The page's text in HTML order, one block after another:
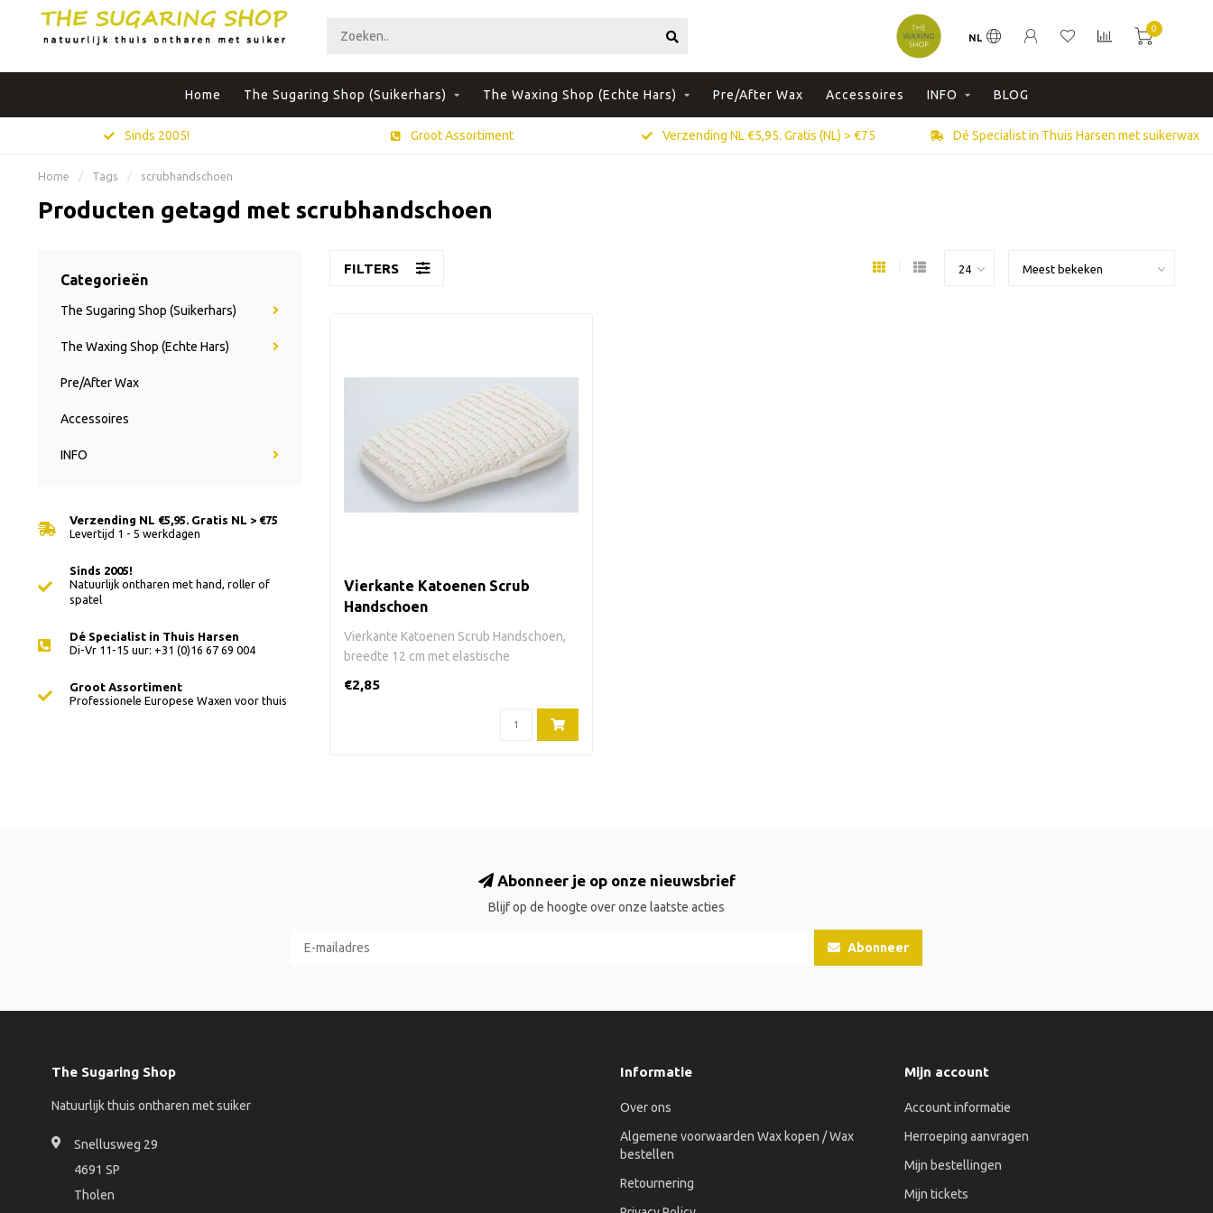
NL
0
Home The Sugaring Shop (Suikerhars) The Waxing Shop (Echte Hars) Pre/After Wax Accessoires INFO BLOG
Sinds 2005! Groot Assortiment Verzending NL €5,95. Gratis (NL) > €75 Dé Specialist in Thuis Harsen met suikerwax
Home / Tags / scrubhandschoen
Producten getagd met scrubhandschoen
Categorieën
The Sugaring Shop (Suikerhars)
The Waxing Shop (Echte Hars)
Pre/After Wax
Accessoires
INFO
Verzending NL €5,95. Gratis NL > €75
Levertijd 1 - 5 werkdagen
Sinds 2005!
Natuurlijk ontharen met hand, roller of
spatel
Dé Specialist in Thuis Harsen
Di-Vr 11-15 uur: +31 (0)16 67 69 004
Groot Assortiment
Professionele Europese Waxen voor thuis
FILTERS
Vierkante Katoenen Scrub
Handschoen
Vierkante Katoenen Scrub Handschoen,
breedte 12 cm met elastische
€2,85
Abonneer je op onze nieuwsbrief
Blijf op de hoogte over onze laatste acties
Abonneer
The Sugaring Shop
Natuurlijk thuis ontharen met suiker
Snellusweg 29
4691 SP
Tholen
Informatie
Over ons
Algemene voorwaarden Wax kopen / Wax
bestellen
Retournering
Mijn account
Account informatie
Herroeping aanvragen
Mijn bestellingen
Mijn tickets